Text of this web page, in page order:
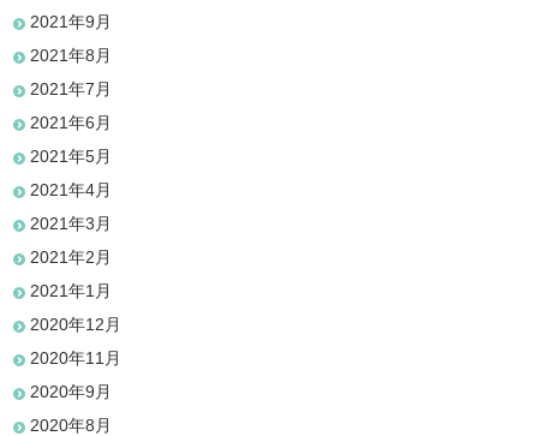
2021年9月
2021年8月
2021年7月
2021年6月
2021年5月
2021年4月
2021年3月
2021年2月
2021年1月
2020年12月
2020年11月
2020年9月
2020年8月